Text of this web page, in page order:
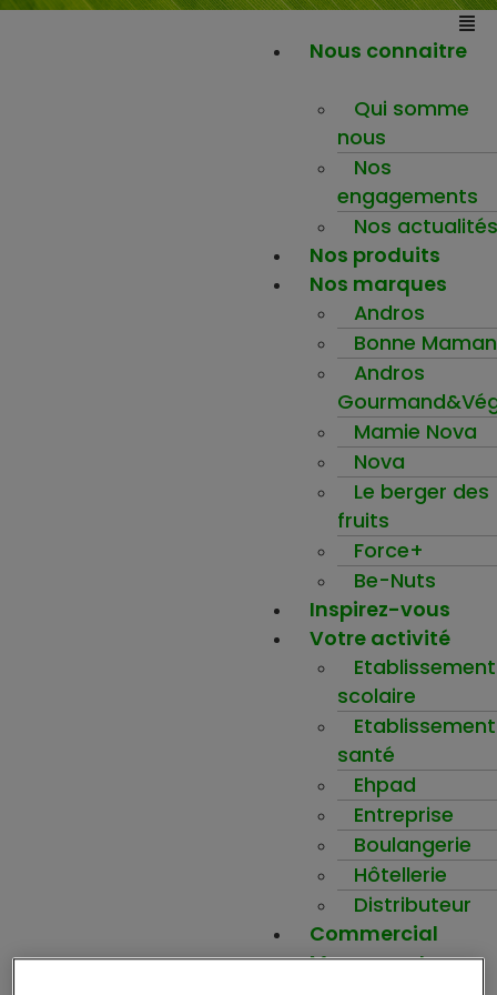
Nous connaitre
Qui somme
nous
Nos
engagements
Nos actualités
Nos produits
Nos marques
Andros
Bonne Maman
Andros
Mamie Nova
Nova
Le berger des
fruits
Force+
Be-Nuts
Inspirez-vous
Votre activité
Etablissement
scolaire
santé
Ehpad
Entreprise
Boulangerie
Hôtellerie
Distributeur
Commercial
Mon compte